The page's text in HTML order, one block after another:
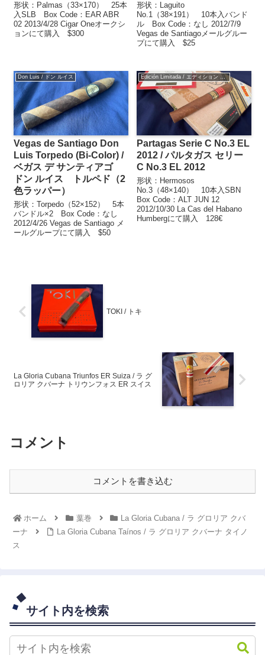
形状：Palmas（33×170） 25本
入SLB Box Code：EAR ABR
02 2013/4/28 Cigar Oneオークシ
ョンにて購入 $300
形状：Laguito
No.1（38×191） 10本入バンド
ル Box Code：なし 2012/7/9
Vegas de Santiagoメールグルー
プにて購入 $25
Don Luis / ドン ルイス
Vegas de Santiago Don
Luis Torpedo (Bi-Color) /
ベガス デ サンティアゴ
ドン ルイス トルペド（2
色ラッパー）
形状：Torpedo（52×152） 5本
バンドル×2 Box Code：なし
2012/4/26 Vegas de Santiago メ
ールグループにて購入 $50
Edición Limitada / エディション リミターダ
Partagas Serie C No.3 EL
2012 / パルタガス セリー
C No.3 EL 2012
形状：Hermosos
No.3（48×140） 10本入SBN
Box Code：ALT JUN 12
2012/10/30 La Cas del Habano
Humbergにて購入 128€
TOKI / トキ
La Gloria Cubana Triunfos ER Suiza / ラ グ
ロリア クバーナ トリウンフォス ER スイス
コメント
コメントを書き込む
ホーム 葉巻
La Gloria Cubana / ラ グロリア クバ
ーナ
La Gloria Cubana Taínos / ラ グロリア クバーナ タイノ
ス
サイト内を検索